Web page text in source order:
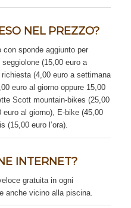
NEL PREZZO?
sponde aggiunto per
(15,00 euro a
(4,00 euro a settimana
euro al giorno oppure 15,00
Scott mountain-bikes (25,00
al giorno), E-bike (45,00
(15,00 euro l’ora).
INTERNET?
gratuita in ogni
anche vicino alla piscina.